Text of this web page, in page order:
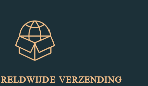
VERZENDING